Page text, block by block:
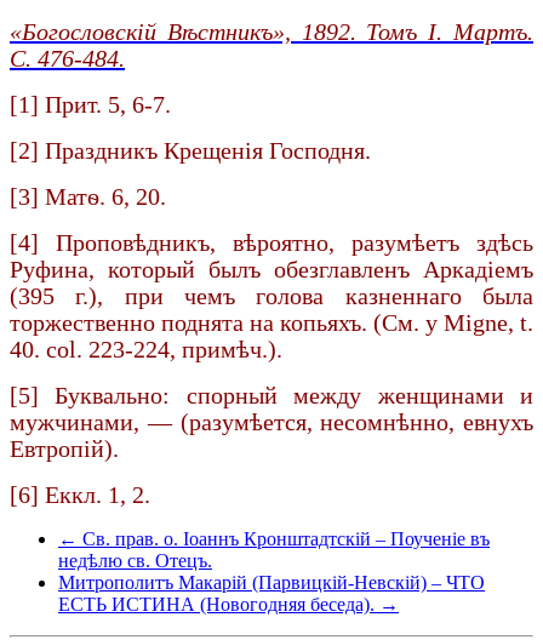
«Богословскiй Вѣстникъ», 1892. Томъ I. Мартъ.
С. 476-484.
[1] Прит. 5, 6-7.
[2] Праздникъ Крещенія Господня.
[3] Матѳ. 6, 20.
[4] Проповѣдникъ, вѣроятно, разумѣетъ здѣсь
Руфина, который былъ обезглавленъ Аркадіемъ
(395 г.), при чемъ голова казненнаго была
торжественно поднята на копьяхъ. (См. у Migne, t.
40. col. 223-224, примѣч.).
[5] Буквально: спорный между женщинами и
мужчинами, — (разумѣется, несомнѣнно, евнухъ
Евтропій).
[6] Еккл. 1, 2.
← Св. прав. о. Іоаннъ Кронштадтскій – Поученіе въ
недѣлю св. Отецъ.
Митрополитъ Макарій (Парвицкій-Невскій) – ЧТО
ЕСТЬ ИСТИНА (Новогодняя беседа). →